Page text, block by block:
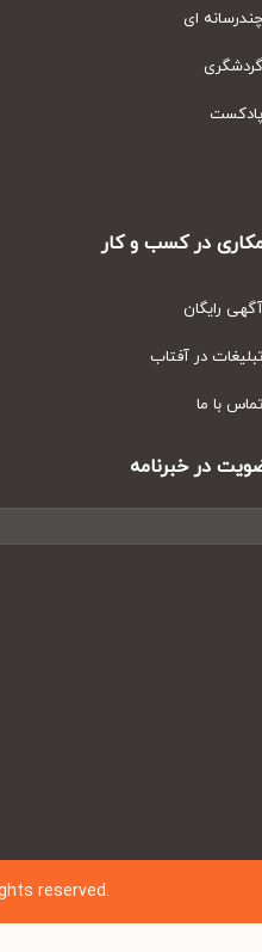
ای
در کسب و کار
رایگان
در آفتاب
با ما
در خبرنامه
reserved.